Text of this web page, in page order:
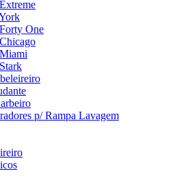
One
p/ Rampa Lavagem